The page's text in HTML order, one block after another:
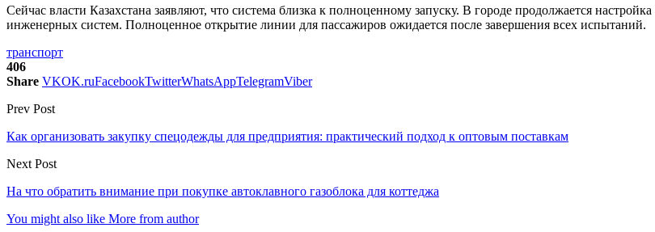
Сейчас власти Казахстана заявляют, что система близка к полноценному запуску. В городе продолжается
инженерных систем. Полноценное открытие линии для пассажиров ожидается после завершения всех испытаний.
транспорт
406
Share VKOK.ruFacebookTwitterWhatsAppTelegramViber
Prev Post
Как организовать закупку спецодежды для предприятия: практический подход к оптовым поставкам
Next Post
На что обратить внимание при покупке автоклавного газоблока для коттеджа
You might also like More from author